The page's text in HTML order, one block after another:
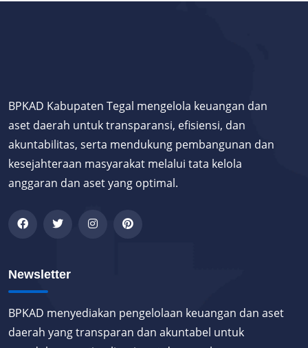
BPKAD Kabupaten Tegal mengelola keuangan dan
aset daerah untuk transparansi, efisiensi, dan
akuntabilitas, serta mendukung pembangunan dan
kesejahteraan masyarakat melalui tata kelola
anggaran dan aset yang optimal.
Newsletter
BPKAD menyediakan pengelolaan keuangan dan aset
daerah yang transparan dan akuntabel untuk